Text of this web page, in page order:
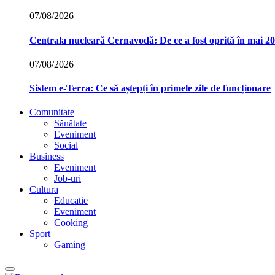
07/08/2026
Centrala nucleară Cernavodă: De ce a fost oprită în mai
07/08/2026
Sistem e-Terra: Ce să aștepți în primele zile de funcționare
Comunitate
Sănătate
Eveniment
Social
Business
Eveniment
Job-uri
Cultura
Educatie
Eveniment
Cooking
Sport
Gaming